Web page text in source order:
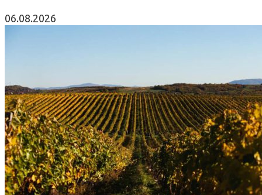
06.08.2026